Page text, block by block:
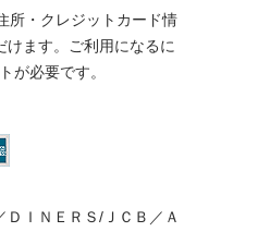
所・クレジットカード情
けます。ご利用になるに
が必要です。
ＤＩＮＥＲＳ/ＪＣＢ／Ａ